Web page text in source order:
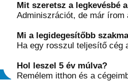
Mit szeretsz a legkevésbé
Adminiszrációt, de már
Mi a legidegesítőbb
Ha egy rosszul teljesítő cég
Hol leszel 5 év múlva?
Remélem itthon és a